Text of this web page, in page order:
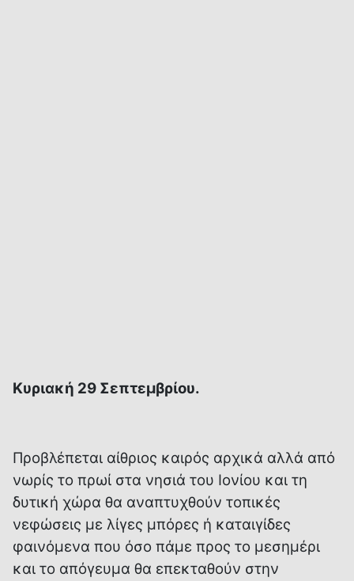
Κυριακή 29 Σεπτεμβρίου.
Προβλέπεται αίθριος καιρός αρχικά αλλά από
νωρίς το πρωί στα νησιά του Ιονίου και τη
δυτική χώρα θα αναπτυχθούν τοπικές
νεφώσεις με λίγες μπόρες ή καταιγίδες
φαινόμενα που όσο πάμε προς το μεσημέρι
και το απόγευμα θα επεκταθούν στην